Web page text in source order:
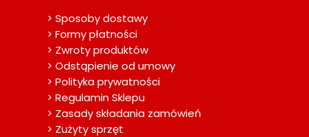
> Sposoby dostawy
> Formy płatności
> Zwroty produktów
> Odstąpienie od umowy
> Polityka prywatności
> Regulamin Sklepu
> Zasady składania zamówień
> Zużyty sprzęt